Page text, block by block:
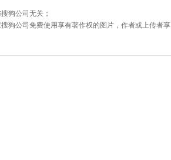
狗公司无关；
狗公司免费使用享有著作权的图片，作者或上传者享